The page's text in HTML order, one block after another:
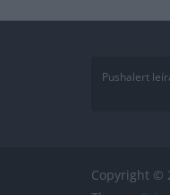
Pushalert
Copyright ©